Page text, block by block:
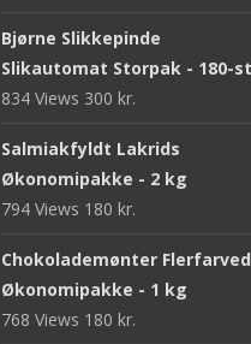
Bjørne Slikkepinde
Slikautomat Storpak - 180-
834 Views 300 kr.
Salmiakfyldt Lakrids
Økonomipakke - 2 kg
794 Views 180 kr.
Chokolademønter
Økonomipakke - 1 kg
768 Views 180 kr.